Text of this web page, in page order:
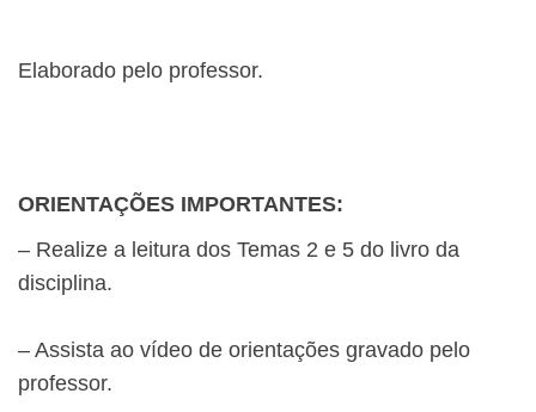
Elaborado pelo professor.
ORIENTAÇÕES IMPORTANTES:
– Realize a leitura dos Temas 2 e 5 do livro da
disciplina.
– Assista ao vídeo de orientações gravado pelo
professor.